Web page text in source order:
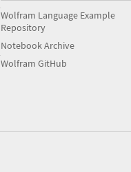
Wolfram Language Example
Repository
Notebook Archive
Wolfram GitHub